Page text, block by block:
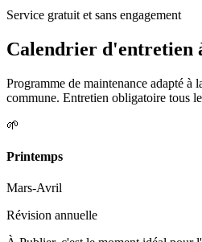
Service gratuit et sans engagement
Calendrier d'entretien
Programme de maintenance adapté à
commune. Entretien obligatoire tous
🌱
Printemps
Mars-Avril
Révision annuelle